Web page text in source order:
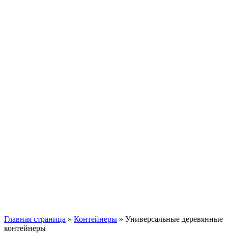
Главная страница » Контейнеры » Универсальные деревянные
контейнеры